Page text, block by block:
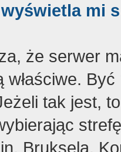
mi
że serwer
właściwe.
tak jest,
Bruksela,